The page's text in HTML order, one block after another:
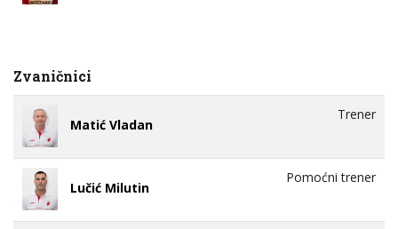
Zvaničnici
Matić Vladan
Trener
Lučić Milutin
Pomoćni trener